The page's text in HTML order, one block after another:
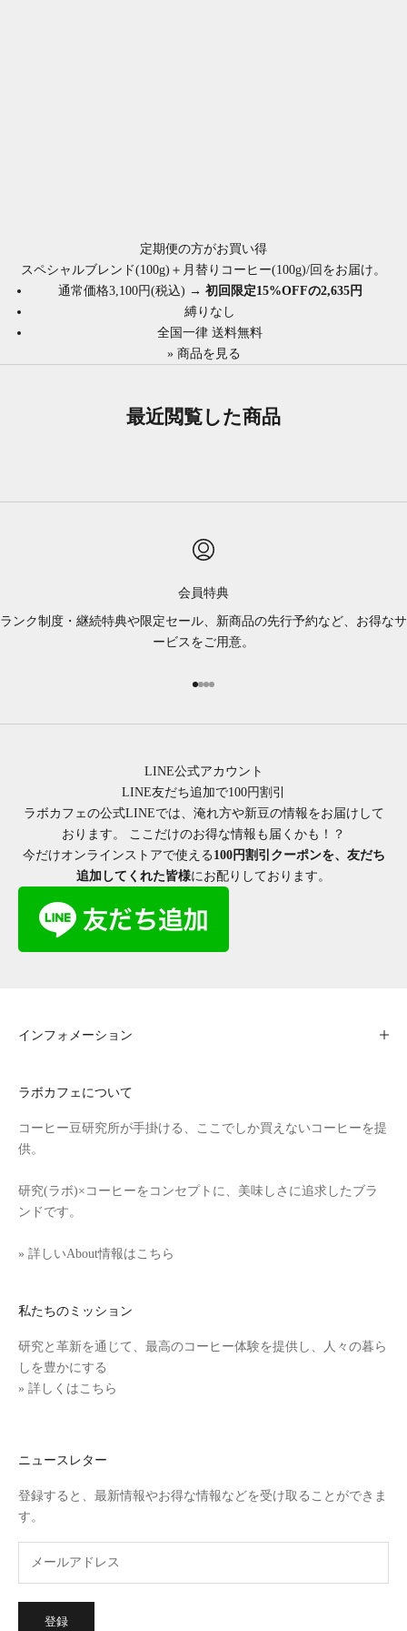
定期便の方がお買い得
スペシャルブレンド(100g)＋月替りコーヒー(100g)/回をお届け。
通常価格3,100円(税込) → 初回限定15%OFFの2,635円
縛りなし
全国一律 送料無料
» 商品を見る
最近閲覧した商品
会員特典
ランク制度・継続特典や限定セール、新商品の先行予約など、お得なサ
ービスをご用意。
項目に移動する 1
項目に移動する 2
項目に移動する 3
項目に移動する 4
LINE公式アカウント
LINE友だち追加で100円割引
ラボカフェの公式LINEでは、淹れ方や新豆の情報をお届けして
おります。 ここだけのお得な情報も届くかも！？
今だけオンラインストアで使える 100円割引クーポンを、友だち
追加してくれた皆様にお配りしております。
インフォメーション
ラボカフェについて
コーヒー豆研究所が手掛ける、ここでしか買えないコーヒーを提
供。
研究(ラボ)×コーヒーをコンセプトに、美味しさに追求したブラ
ンドです。
» 詳しいAbout情報はこちら
私たちのミッション
研究と革新を通じて、最高のコーヒー体験を提供し、人々の暮ら
しを豊かにする
» 詳しくはこちら
ニュースレター
登録すると、最新情報やお得な情報などを受け取ることができま
す。
登録